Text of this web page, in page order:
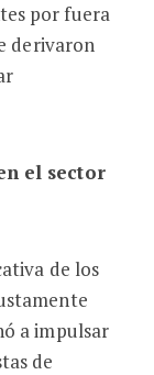
por fuera
derivaron
el sector
de los
a impulsar
de